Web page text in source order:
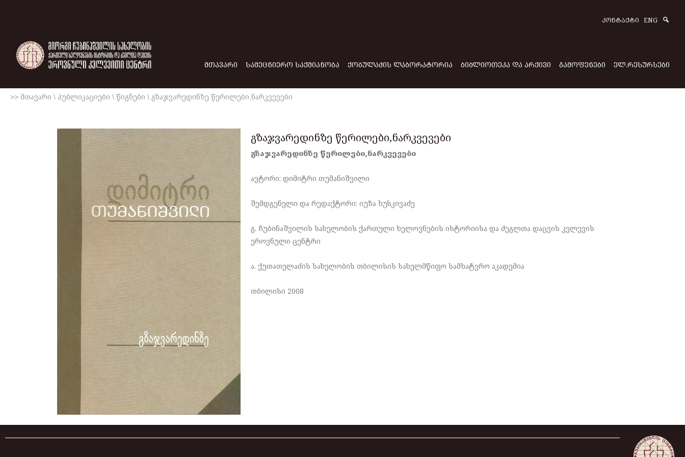
ᲙᲝᲜᲢᲐᲥᲢᲘ ENG
ᲛᲗᲐᲕᲐᲠᲘ ᲡᲐᲛᲔᲪᲜᲘᲔᲠᲝ ᲡᲐᲥᲛᲘᲐᲜᲝᲑᲐ ᲥᲝᲑᲣᲚᲐᲫᲘᲡ ᲚᲐᲑᲝᲠᲐᲢᲝᲠᲘᲐ ᲑᲘᲑᲚᲘᲝᲗᲔᲙᲐ ᲓᲐ ᲐᲠᲥᲘᲕᲘ ᲒᲐᲛᲝᲤᲔᲜᲔᲑᲘ ᲔᲚ.ᲠᲔᲡᲣᲠᲡᲔᲑᲘ
>> მთავარი \ პუბლიკაციები \ წიგნები \ გზაჯვარედინზე წერილები,ნარკვევები
გზაჯვარედინზე წერილები,ნარკვევები
გზაჯვარედინზე წერილები,ნარკვევები
ავტორი: დიმიტრი თუმანიშვილი
შემდგენელი და რედაქტორი: იუზა ხუსკივაძე
გ. ჩუბინაშვილის სახელობის ქართული ხელოვნების ისტორიისა და ძეგლთა დაცვის კვლევის
ეროვნული ცენტრი
ა. ქუთათელაძის სახელობის თბილისის სახელმწიფო სამხატვრო აკადემია
თბილისი 2008